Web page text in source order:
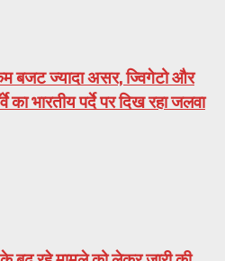
बजट ज्यादा असर, ज्विगेटो और
का भारतीय पर्दे पर दिख रहा जलवा